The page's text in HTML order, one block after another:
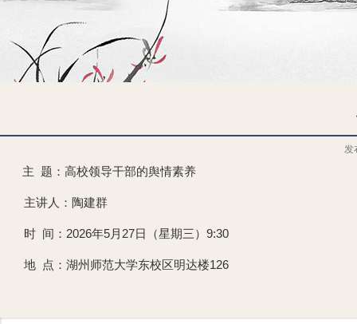
发
主 题：高校领导干部的舆情素养
主讲人：陶建群
时 间：2026年5月27日（星期三）9:30
地 点：湖州师范大学东校区明达楼126